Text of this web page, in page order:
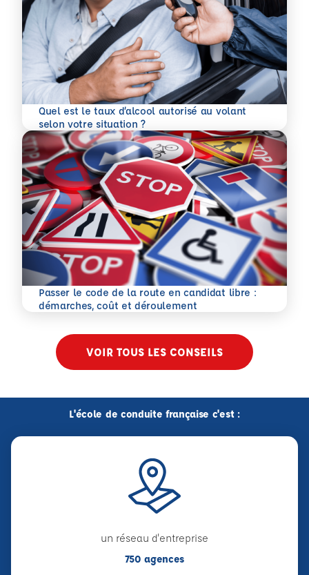
Quel est le taux d’alcool autorisé au volant
selon votre situation ?
En savoir plus
Passer le code de la route en candidat libre :
démarches, coût et déroulement
En savoir plus
VOIR TOUS LES CONSEILS
L'école de conduite française c'est :
un réseau d'entreprise
750 agences